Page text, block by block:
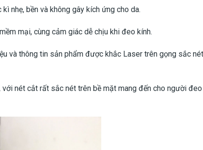
nhẹ, bền và không gây kích ứng cho da.
mại, cùng cảm giác dễ chịu khi đeo kính.
và thông tin sản phẩm được khắc Laser trên gọng sắc
nét cắt rất sắc nét trên bề mặt mang đến cho người